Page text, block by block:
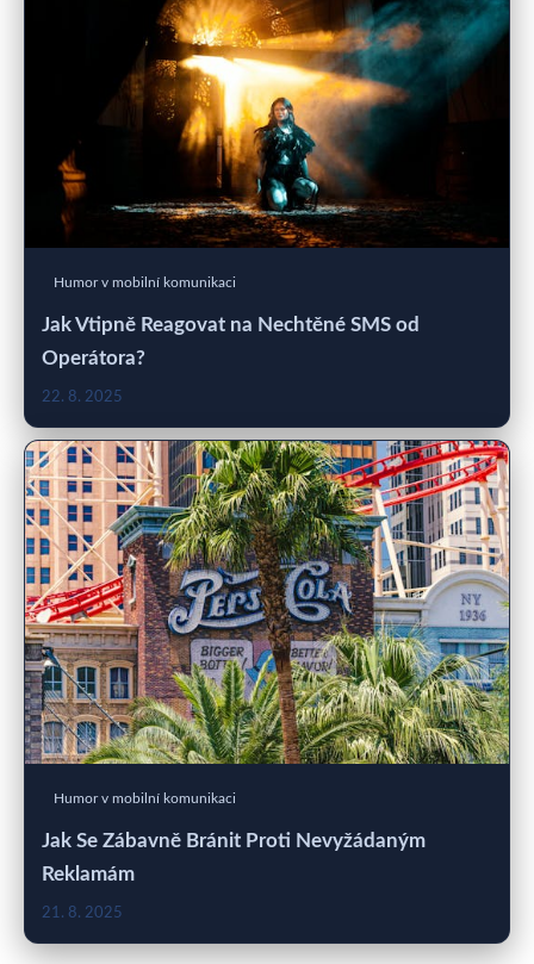
Humor v mobilní komunikaci
Jak Vtipně Reagovat na Nechtěné SMS od
Operátora?
22. 8. 2025
Humor v mobilní komunikaci
Jak Se Zábavně Bránit Proti Nevyžádaným
Reklamám
21. 8. 2025